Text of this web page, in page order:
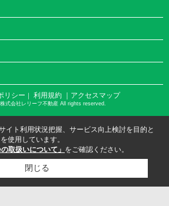
リシー ｜ 利用規約 ｜アクセスマップ
式会社レリーフ不動産 All rights reserved.
イト利用状況把握、サービス向上検討を目的と
使用しています。
の取扱いについて」 をご確認ください。
閉じる